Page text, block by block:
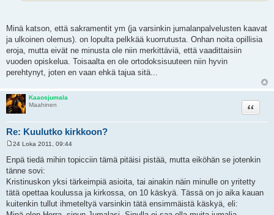
Minä katson, että sakramentit ym (ja varsinkin jumalanpalvelusten kaavat
ja ulkoinen olemus). on lopulta pelkkää kuorrutusta. Onhan noita opillisia
eroja, mutta eivät ne minusta ole niin merkittäviä, että vaadittaisiin
vuoden opiskelua. Toisaalta en ole ortodoksisuuteen niin hyvin
perehtynyt, joten en vaan ehkä tajua sitä...
Kaaosjumala
Maahinen
Re: Kuulutko kirkkoon?
Lainaa
e
s
t
24 Loka 2011, 09:44
Enpä tiedä mihin topicciin tämä pitäisi pistää, mutta eiköhän se jotenkin
tänne sovi:
Kristinuskon yksi tärkeimpiä asioita, tai ainakin näin minulle on yritetty
tätä opettaa koulussa ja kirkossa, on 10 käskyä. Tässä on jo aika kauan
kuitenkin tullut ihmeteltyä varsinkin tätä ensimmäistä käskyä, eli: